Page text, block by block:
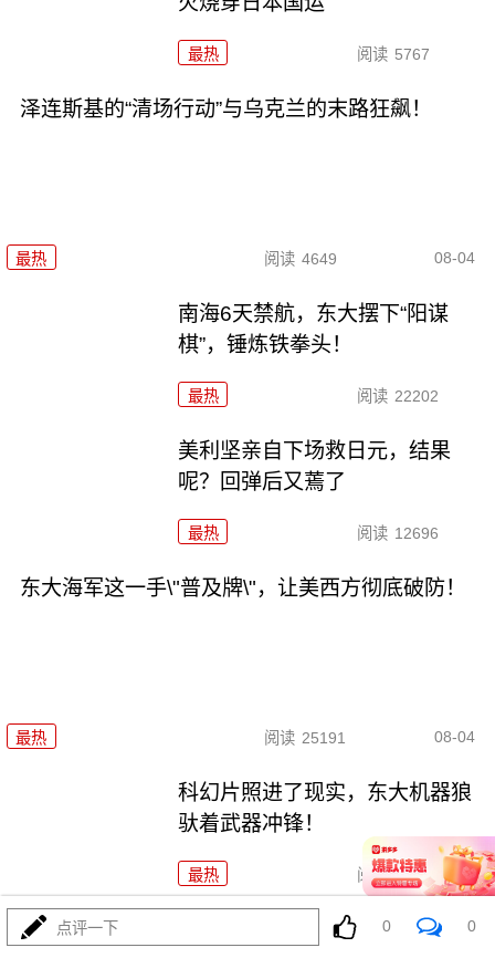
最热 阅读 5767
泽连斯基的“清场行动”与乌克兰的末路狂飙！
最热 阅读 4649 08-04
南海6天禁航，东大摆下“阳谋
棋”，锤炼铁拳头！
最热 阅读 22202
美利坚亲自下场救日元，结果
呢？回弹后又蔫了
最热 阅读 12696
东大海军这一手\"普及牌\"，让美西方彻底破防！
最热 阅读 25191 08-04
科幻片照进了现实，东大机器狼
驮着武器冲锋！
最热 阅读 9069
波斯要给中东\"物理断网\"，特朗普忙递橄榄枝？
点评一下 0 0